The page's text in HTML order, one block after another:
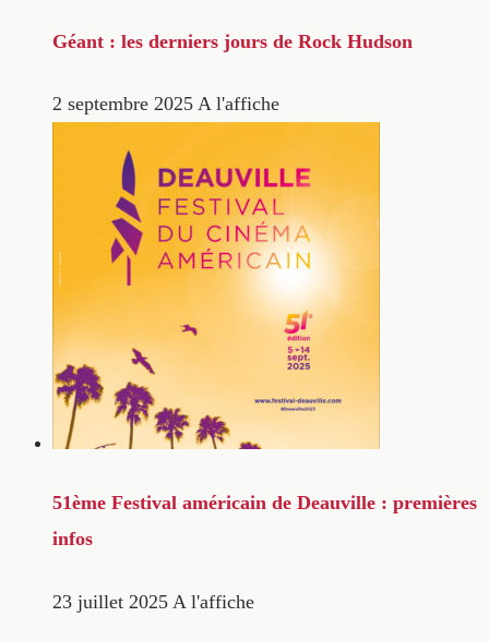
Géant : les derniers jours de Rock Hudson
2 septembre 2025 A l'affiche
51ème Festival américain de Deauville : premières
infos
23 juillet 2025 A l'affiche